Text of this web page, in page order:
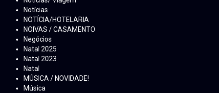
Notícias
NOTÍCIA/HOTELARIA
NOIVAS / CASAMENTO
Negócios
Natal 2025
Natal 2023
Natal
MÚSICA / NOVIDADE!
Música